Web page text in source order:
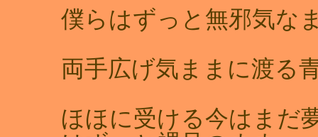
僕らはずっと無邪気
両手広げ気ままに渡
ほほに受ける今はまだ